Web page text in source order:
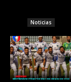
Noticias